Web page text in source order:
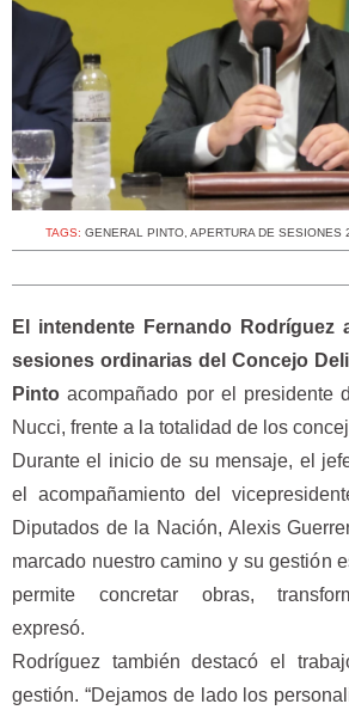
TAGS: GENERAL PINTO, APERTURA DE SESIONES
El intendente Fernando Rodríguez
sesiones ordinarias del Concejo
Pinto acompañado por el presidente
Nucci, frente a la totalidad de los
Durante el inicio de su mensaje, el
el acompañamiento del
Diputados de la Nación, Alexis
marcado nuestro camino y su gestión
permite concretar obras,
expresó.
Rodríguez también destacó el
gestión. “Dejamos de lado los